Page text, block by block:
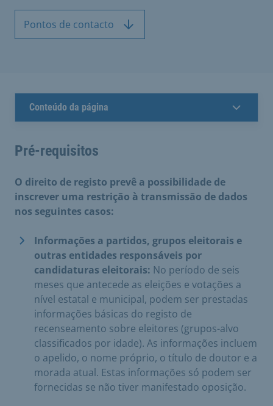
Pontos de contacto
Conteúdo da página
Pré-requisitos
O direito de registo prevê a possibilidade de
inscrever uma restrição à transmissão de dados
nos seguintes casos:
Informações a partidos, grupos eleitorais e
outras entidades responsáveis por
candidaturas eleitorais: No período de seis
meses que antecede as eleições e votações a
nível estatal e municipal, podem ser prestadas
informações básicas do registo de
recenseamento sobre eleitores (grupos-alvo
classificados por idade). As informações incluem
o apelido, o nome próprio, o título de doutor e a
morada atual. Estas informações só podem ser
fornecidas se não tiver manifestado oposição.